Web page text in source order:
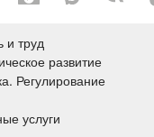
и труд
развитие
Регулирование
услуги